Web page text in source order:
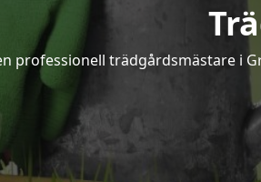
professionell trädgårdsmästare i